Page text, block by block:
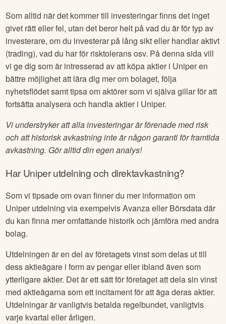
Som alltid när det kommer till investeringar finns det inget
givet rätt eller fel, utan det beror helt på vad du är för typ av
investerare, om du investerar på lång sikt eller handlar aktivt
(trading), vad du har för risktolerans osv. På denna sida vill
vi ge dig som är intresserad av att köpa aktier i Uniperen
bättre möjlighet att lära dig mer om bolaget, följa
nyhetsflödet samt tipsa om aktörer som vi själva gillar för att
fortsätta analysera och handla aktier i Uniper.
Vi understryker att alla investeringar är förenade med risk
och att historisk avkastning inte är någon garanti för framtida
avkastning. Gör alltid din egen analys!
HarUniperutdelning och direktavkastning?
Som vi tipsade om ovan finner du mer information om
Uniper utdelning via exempelvis Avanza eller Börsdata där
du kan finna mer omfattande historik och jämföra med andra
bolag.
Utdelningen är en del av företagets vinst som delas ut till
dess aktieägare i form av pengar eller ibland även som
ytterligare aktier. Det är ett sätt för företaget att dela sin vinst
med aktieägarna som ett incitament för att äga deras aktier.
Utdelningar är vanligtvis betalda regelbundet, vanligtvis
varje kvartal eller årligen.